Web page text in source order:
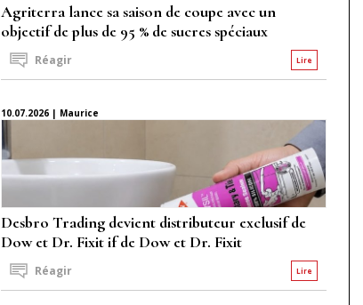
Agriterra lance sa saison de coupe avec un
objectif de plus de 95 % de sucres spéciaux
Lire
Réagir
10.07.2026 | Maurice
Desbro Trading devient distributeur exclusif de
Dow et Dr. Fixit if de Dow et Dr. Fixit
Lire
Réagir